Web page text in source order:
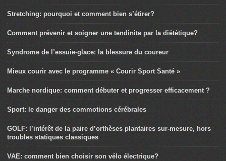
Stretching: pourquoi et comment bien s’étirer?
Comment prévenir et soigner une tendinite par la diététique?
Syndrome de l’essuie-glace: la blessure du coureur
Mieux courir avec le programme « Courir Sport Santé »
Marche nordique: comment débuter et progresser efficacement ?
Sport: le danger des commotions cérébrales
GOLF: l’intérêt de la paire d’orthèses plantaires sur-mesure, hors
troubles statiques classiques
VAE: comment bien choisir son vélo électrique?